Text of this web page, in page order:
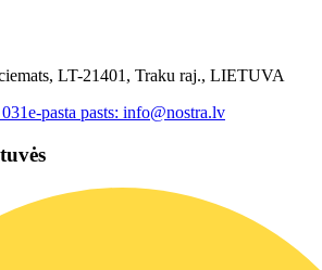
LT-21401, Traku raj., LIETUVA
e-pasta pasts: info@nostra.lv